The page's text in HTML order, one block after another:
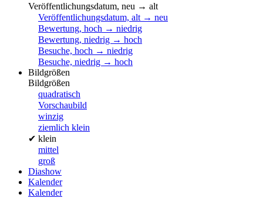
Veröffentlichungsdatum, neu → alt
Veröffentlichungsdatum, alt → neu
Bewertung, hoch → niedrig
Bewertung, niedrig → hoch
Besuche, hoch → niedrig
Besuche, niedrig → hoch
Bildgrößen
Bildgrößen
quadratisch
Vorschaubild
winzig
ziemlich klein
✔ klein
mittel
groß
Diashow
Kalender
Kalender